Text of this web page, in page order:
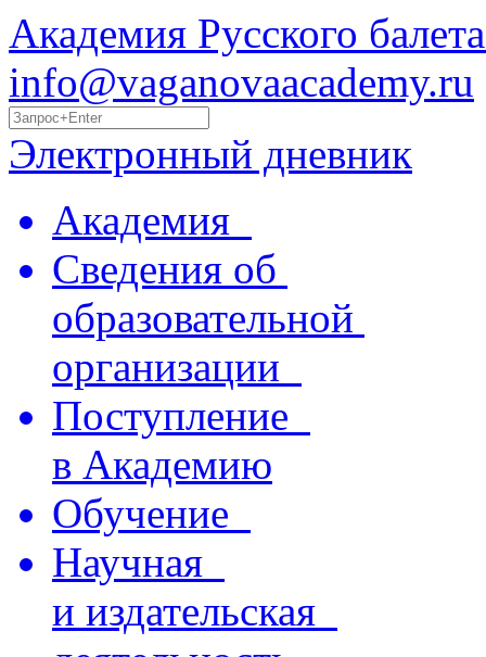
Академия Русского
info@vaganovaacademy.ru
Электронный дневник
Академия
Сведения об
образовательной
организации
Поступление
в Академию
Обучение
Научная
и издательская